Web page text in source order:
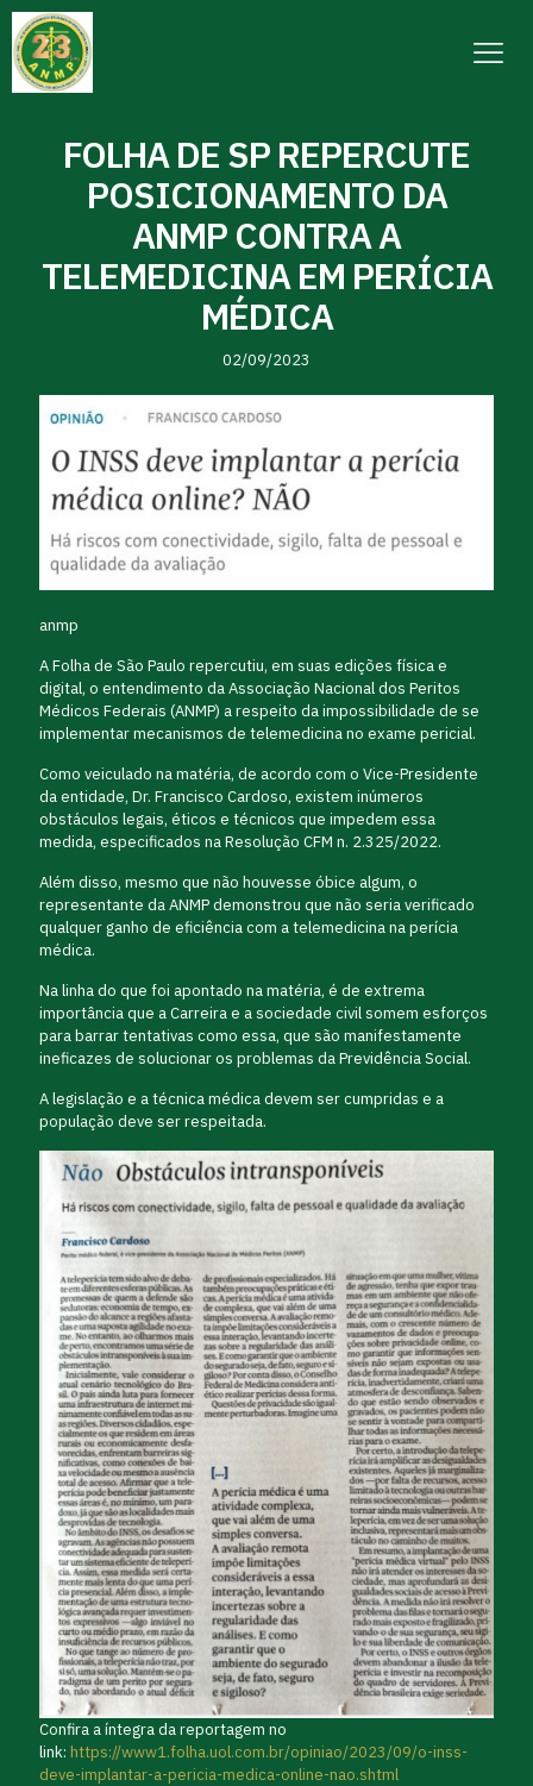
FOLHA DE SP REPERCUTE
POSICIONAMENTO DA
ANMP CONTRA A
TELEMEDICINA EM PERÍCIA
MÉDICA
02/09/2023
anmp
A Folha de São Paulo repercutiu, em suas edições física e
digital, o entendimento da Associação Nacional dos Peritos
Médicos Federais (ANMP) a respeito da impossibilidade de se
implementar mecanismos de telemedicina no exame pericial.
Como veiculado na matéria, de acordo com o Vice-Presidente
da entidade, Dr. Francisco Cardoso, existem inúmeros
obstáculos legais, éticos e técnicos que impedem essa
medida, especificados na Resolução CFM n. 2.325/2022.
Além disso, mesmo que não houvesse óbice algum, o
representante da ANMP demonstrou que não seria verificado
qualquer ganho de eficiência com a telemedicina na perícia
médica.
Na linha do que foi apontado na matéria, é de extrema
importância que a Carreira e a sociedade civil somem esforços
para barrar tentativas como essa, que são manifestamente
ineficazes de solucionar os problemas da Previdência Social.
A legislação e a técnica médica devem ser cumpridas e a
população deve ser respeitada.
Confira a íntegra da reportagem no
link: https://www1.folha.uol.com.br/opiniao/2023/09/o-inss-
deve-implantar-a-pericia-medica-online-nao.shtml